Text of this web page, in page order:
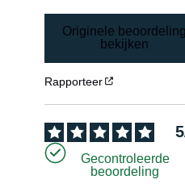
Originele
bekijken
Rapporteer
5
Gecontroleerde
beoordeling